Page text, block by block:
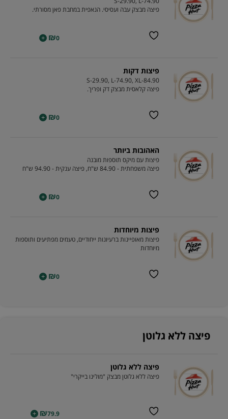
פיצה מבצק עבה ועסיסי. הנאפית במחבת פאן מסורתי.
₪0
+
פיצות דקות
S-29.90, L-74.90, XL-84.90
פיצה קלאסית מבצק דק ופריך.
₪0
+
האהובות ביותר
פיצות עם מיקס תוספות מובנה
פיצה משפחתית - 84.90 ש"ח, פיצה ענקית - 94.90 ש"ח
₪0
+
פיצות מיוחדות
פיצות מאופיינות ברעיונות ייחודיים, טעמים מפתיעים ותוספות
מיוחדות
₪0
+
פיצה ללא גלוטן
פיצה ללא גלוטן
פיצה ללא גלוטן מבצק "מולינו בייקרי"
₪79.9
+